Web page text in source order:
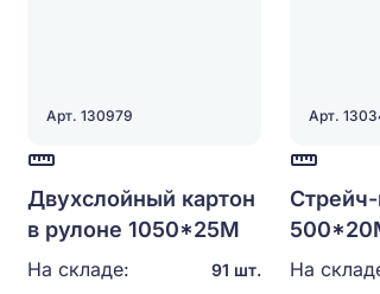
Арт. 130979
Двухслойный картон
в рулоне 1050*25М
На складе: 91 шт.
Арт.
НЕТТО
На